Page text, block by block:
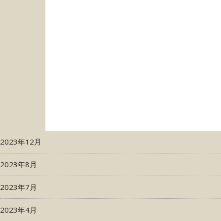
2023年12月
2023年8月
2023年7月
2023年4月